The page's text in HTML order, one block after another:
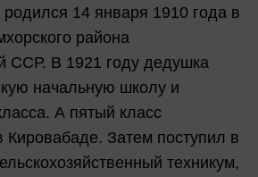
14 января 1910 года в
района
ССР. В 1921 году дедушка
начальную школу и
А пятый класс
Кировабаде. Затем поступил в
техникум,